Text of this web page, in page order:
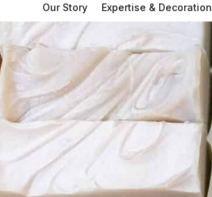
Our Story Expertise & Decoration